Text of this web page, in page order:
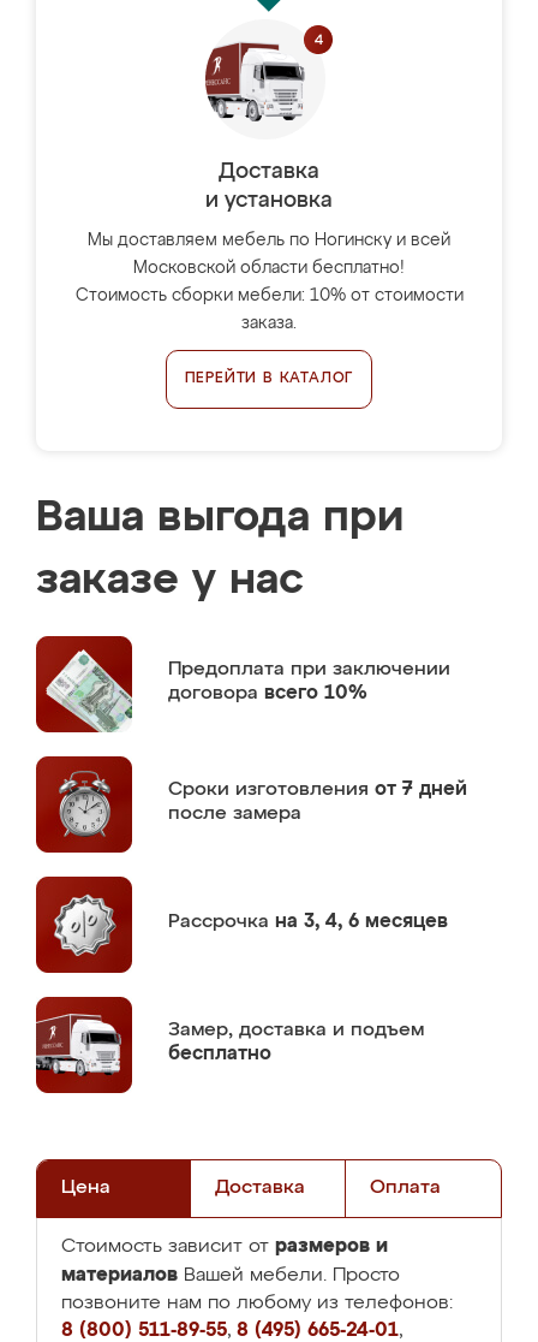
Доставка
и установка
Мы доставляем мебель по Ногинску и всей
Московской области бесплатно!
Стоимость сборки мебели: 10% от стоимости
заказа.
ПЕРЕЙТИ В КАТАЛОГ
Ваша выгода при
заказе у нас
Предоплата при заключении
договора всего 10%
Сроки изготовления от 7 дней
после замера
Рассрочка на 3, 4, 6 месяцев
Замер, доставка и подъем
бесплатно
Цена Доставка Оплата
Стоимость зависит от размеров и
материалов Вашей мебели. Просто
позвоните нам по любому из телефонов:
8 (800) 511-89-55, 8 (495) 665-24-01,